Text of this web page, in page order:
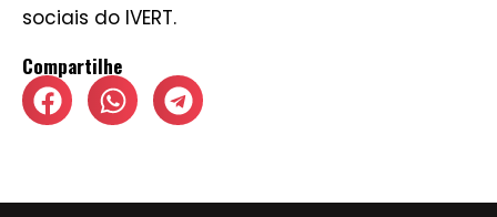
sociais do IVERT.
Compartilhe